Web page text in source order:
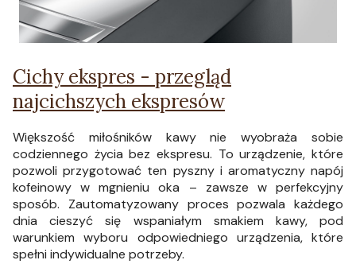
Cichy ekspres - przegląd
najcichszych ekspresów
Większość miłośników kawy nie wyobraża sobie
codziennego życia bez ekspresu. To urządzenie, które
pozwoli przygotować ten pyszny i aromatyczny napój
kofeinowy w mgnieniu oka – zawsze w perfekcyjny
sposób. Zautomatyzowany proces pozwala każdego
dnia cieszyć się wspaniałym smakiem kawy, pod
warunkiem wyboru odpowiedniego urządzenia, które
spełni indywidualne potrzeby.